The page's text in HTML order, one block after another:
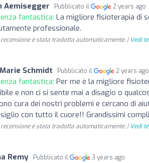
Aemisegger Pubblicato il 2 years ago
fantastica: La migliore fisioterapia di
professionale.
recensione è stata tradotta automaticamente. | Vedi
Schmidt Pubblicato il 2 years ago
fantastica: Per me è la migliore
e non ci si sente mai a disagio o
cura dei nostri problemi e cercano di
con tutto il cuore!! Grandissimi
recensione è stata tradotta automaticamente. | Vedi
Remy Pubblicato il 3 years ago